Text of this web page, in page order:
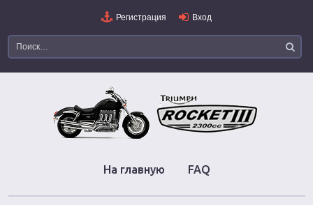
Регистрация Вход
На главную FAQ